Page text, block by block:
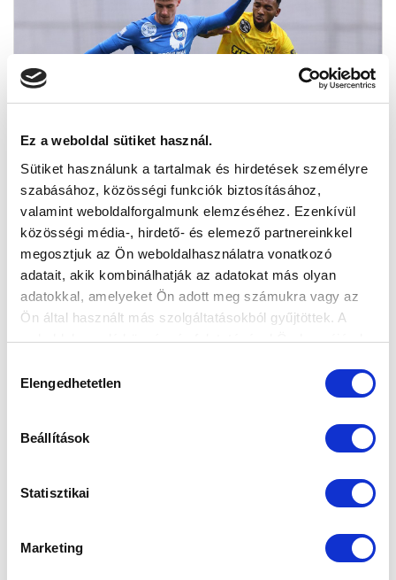
Ez a weboldal sütiket használ.
Sütiket használunk a tartalmak és hirdetések személyre
szabásához, közösségi funkciók biztosításához,
valamint weboldalforgalmunk elemzéséhez. Ezenkívül
közösségi média-, hirdető- és elemező partnereinkkel
megosztjuk az Ön weboldalhasználatra vonatkozó
adatait, akik kombinálhatják az adatokat más olyan
adatokkal, amelyeket Ön adott meg számukra vagy az
Ön által használt más szolgáltatásokból gyűjtöttek. A
weboldalon való böngészés folytatásával Ön hozzájárul a
kiválasztása
Elengedhetetlen
Beállítások
Statisztikai
Marketing
MISKOLCON LESZÜNK A SEREGHAJTÓ
KOLORCITY KAZINCBARCIKA SC
VENDÉGEI - BEMUTATJUK PÉNTEKI
ELLENFELÜNKET
2026-04-23 12:50:52
A 31. forduló nyitómérkőzését csapatunk vívja a már
biztos kieső borsodiak vendégeként.